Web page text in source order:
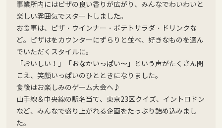
事業所内にはピザの良い香りが広がり、みんなでわいわいと
楽しい雰囲気でスタートしました。
お食事は、ピザ・ウインナー・ポテトサラダ・ドリンクな
ど。ピザはをカウンターにずらりと並べ、好きなものを選ん
でいただくスタイルに。
「おいしい！」「おなかいっぱい〜」という声がたくさん聞
こえ、笑顔いっぱいのひとときになりました。
食後はお楽しみのゲーム大会へ♪
山手線＆中央線の駅名当て、東京23区クイズ、イントロドン
など、みんなで盛り上がれる企画をたっぷり詰め込みまし
た。